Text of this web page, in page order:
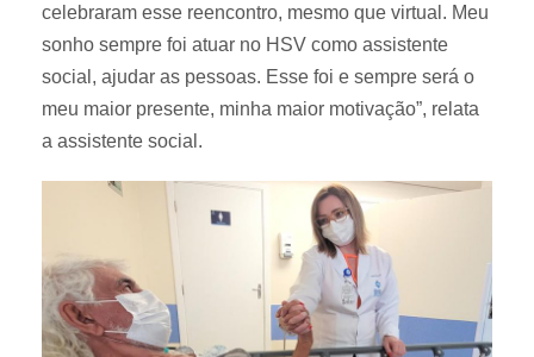
celebraram esse reencontro, mesmo que virtual. Meu
sonho sempre foi atuar no HSV como assistente
social, ajudar as pessoas. Esse foi e sempre será o
meu maior presente, minha maior motivação”, relata
a assistente social.